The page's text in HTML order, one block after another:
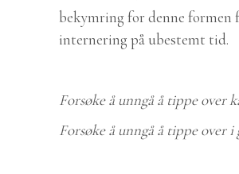
bekymring for denne formen
internering på ubestemt tid.
Forsøke å unngå å tippe over
Forsøke å unngå å tippe over i